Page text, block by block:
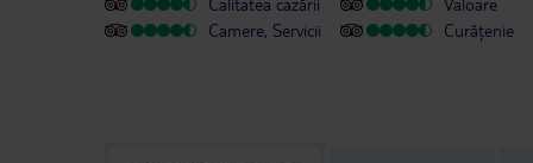
Camere, Servicii
Curățenie